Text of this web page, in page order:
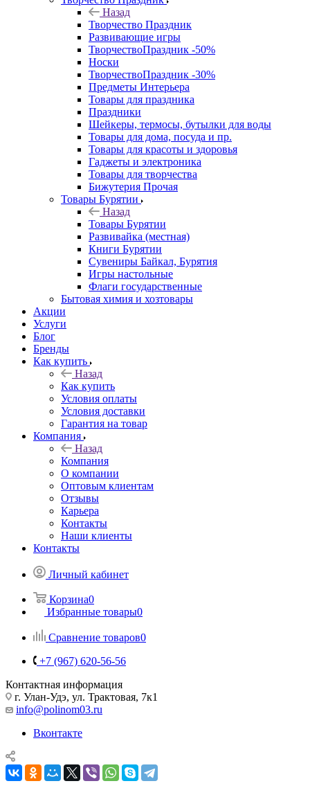
Назад
Творчество Праздник
Развивающие игры
ТворчествоПраздник -50%
Носки
ТворчествоПраздник -30%
Предметы Интерьера
Товары для праздника
Праздники
Шейкеры, термосы, бутылки для воды
Товары для дома, посуда и пр.
Товары для красоты и здоровья
Гаджеты и электроника
Товары для творчества
Бижутерия Прочая
Товары Бурятии
Назад
Товары Бурятии
Развивайка (местная)
Книги Бурятии
Сувениры Байкал, Бурятия
Игры настольные
Флаги государственные
Бытовая химия и хозтовары
Акции
Услуги
Блог
Бренды
Как купить
Назад
Как купить
Условия оплаты
Условия доставки
Гарантия на товар
Компания
Назад
Компания
О компании
Оптовым клиентам
Отзывы
Карьера
Контакты
Наши клиенты
Контакты
Личный кабинет
Корзина0
Избранные товары0
Сравнение товаров0
+7 (967) 620-56-56
Контактная информация
г. Улан-Удэ, ул. Трактовая, 7к1
info@polinom03.ru
Вконтакте